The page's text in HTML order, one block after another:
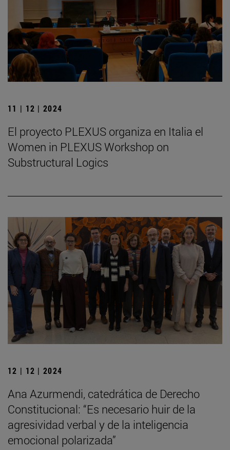
11 | 12 | 2024
El proyecto PLEXUS organiza en Italia el
Women in PLEXUS Workshop on
Substructural Logics
12 | 12 | 2024
Ana Azurmendi, catedrática de Derecho
Constitucional: “Es necesario huir de la
agresividad verbal y de la inteligencia
emocional polarizada”